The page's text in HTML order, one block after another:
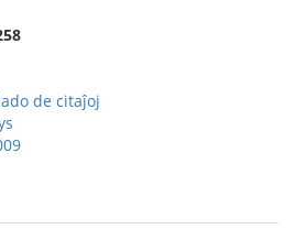
de citaĵoj